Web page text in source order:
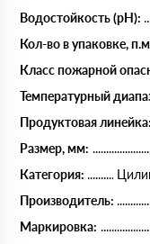
Водостойкость (рН):
Кол-во в упаковке,
Класс пожарной
Температурный
Продуктовая линейка:
Размер, мм:
Категория:
Производитель:
Маркировка: